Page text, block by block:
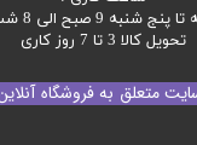
متعلق به فروشگاه
شنبه 9 صبح الی 8 شب
تحویل کالا 3 تا 7 روز کاری